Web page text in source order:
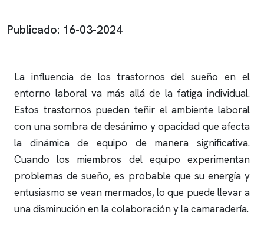
Publicado: 16-03-2024
La influencia de los trastornos del sueño en el
entorno laboral va más allá de la fatiga individual.
Estos trastornos pueden teñir el ambiente laboral
con una sombra de desánimo y opacidad que afecta
la dinámica de equipo de manera significativa.
Cuando los miembros del equipo experimentan
problemas de sueño, es probable que su energía y
entusiasmo se vean mermados, lo que puede llevar a
una disminución en la colaboración y la camaradería.